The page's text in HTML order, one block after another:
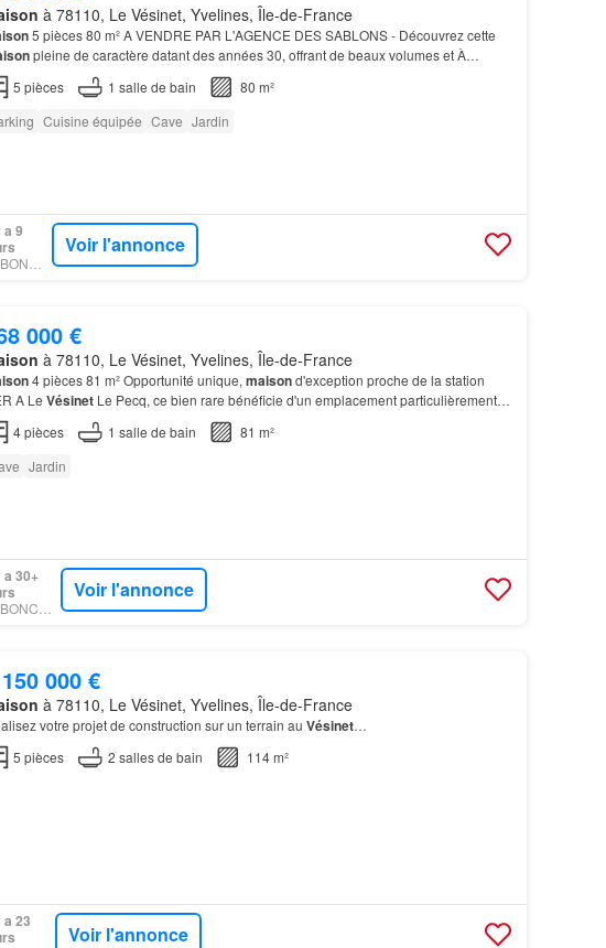
à 78110, Le Vésinet, Yvelines, Île-de-France
5 pièces 80 m² A VENDRE PAR L'AGENCE DES SABLONS - Découvrez cette
pleine de caractère datant des années 30, offrant de beaux volumes et À
vous profiterez d’un
agréable avec un coin détente,…
5 pièces 1 salle de bain
80 m²
Cuisine équipée Cave Jardin
a 9
Voir l'annonce
000 €
à 78110, Le Vésinet, Yvelines, Île-de-France
4 pièces 81 m² Opportunité unique, maisond'exception proche de la station
A Le VésinetLe Pecq, ce bien rare bénéficie d'un emplacement particulièrement
cette charmante
maison individuelle
4pièces 1 salle de bain
81 m²
Jardin
a 30+
Voir l'annonce
000 €
à 78110, Le Vésinet, Yvelines, Île-de-France
votre projet de construction sur un terrain au Vésinet…
5 pièces 2 salles de bain 114 m²
a 23
Voir l'annonce